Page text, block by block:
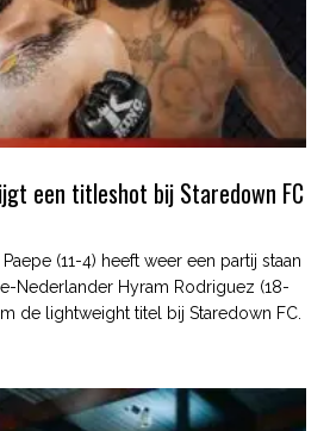
een titleshot bij Staredown FC
(11-4) heeft weer een partij staan
Nederlander Hyram Rodriguez (18-
de lightweight titel bij Staredown FC.